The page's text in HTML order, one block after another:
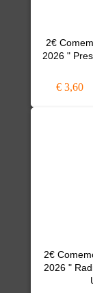
2€
2026 "
€ 3,60
2€
2026 "